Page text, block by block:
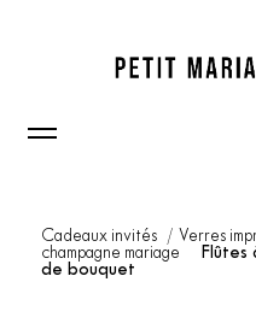
Cadeaux invités Verres
champagne mariage
Flûtes
de bouquet